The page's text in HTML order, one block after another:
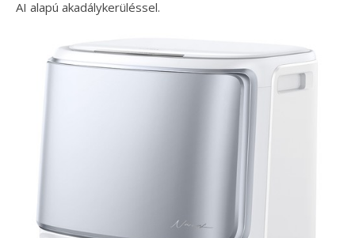
AI alapú akadálykerüléssel.